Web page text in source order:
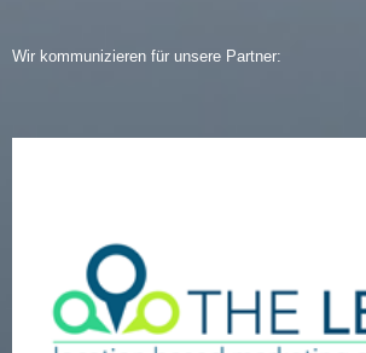
Wir kommunizieren für unsere Partner: